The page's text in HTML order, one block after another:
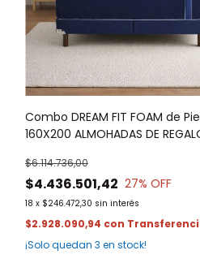
Combo DREAM FIT FOAM de
160X200 ALMOHADAS DE
$4.436.501,42
$6.114.736,00
27% OFF
18 x $246.472,30 sin interés
$2.928.090,94 con
¡Solo quedan 3 en stock!